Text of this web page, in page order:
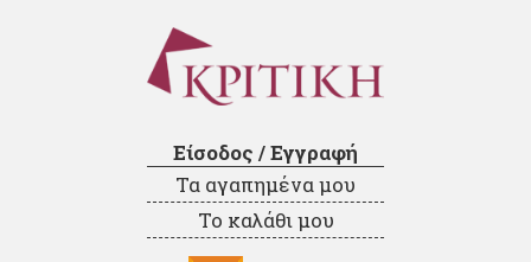
Είσοδος / Εγγραφή
Τα αγαπημένα μου
Το καλάθι μου